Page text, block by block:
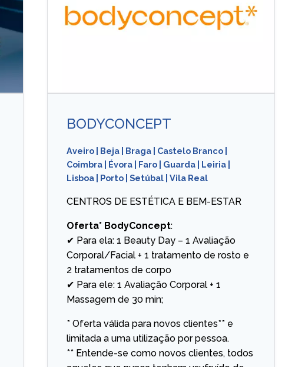
BODYCONCEPT
Aveiro| Beja| Braga| Castelo Branco|
Coimbra| Évora| Faro| Guarda| Leiria|
Lisboa| Porto| Setúbal| Vila Real
CENTROS DE ESTÉTICA E BEM-ESTAR
Oferta* BodyConcept:
✔ Para ela: 1 Beauty Day – 1 Avaliação
Corporal/Facial + 1 tratamento de rosto e
2 tratamentos de corpo
✔ Para ele: 1 Avaliação Corporal + 1
Massagem de 30 min;
* Oferta válida para novos clientes** e
limitada a uma utilização por pessoa.
** Entende-se como novos clientes, todos